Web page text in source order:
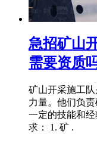
急招矿山
需要资质
矿山开采施工
力量。他们负
一定的技能和
求： 1. 矿 .